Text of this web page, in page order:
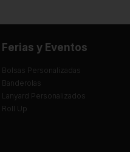
Ferias y Eventos
Bolsas Personalizadas
Banderolas
Lanyard Personalizados
Roll Up